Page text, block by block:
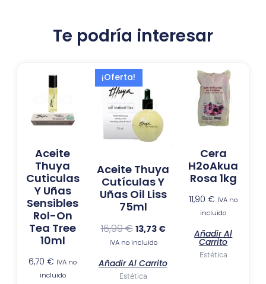
Te podría interesar
Aceite
Thuya
Cuticulas
Y Uñas
Sensibles
Rol-On
Tea Tree
10ml
6,70€ IVA no
incluido
¡Oferta!
Aceite Thuya
Cutículas Y
Uñas Oil Liss
75ml
16,99€
El
precio
original
era:
16,99 €.
13,73 €
IVA no incluido
Añadir Al Carrito
Estética
Cera
H2oAkua
Rosa 1kg
11,90€ IVA no
incluido
Añadir Al
Carrito
Estética